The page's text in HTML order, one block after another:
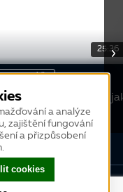
25:36
inzerátu po přijetí:
HR v K2a analýze
zajištění fungování
a přizpůsobení
cookies